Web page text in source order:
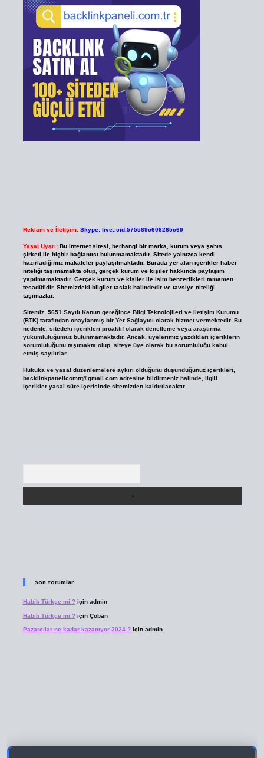
Reklam ve İletişim: Skype: live:.cid.575569c608265c69
Yasal Uyarı: Bu internet sitesi, herhangi bir marka, kurum veya şahıs
şirketi ile hiçbir bağlantısı bulunmamaktadır. Sitede yalnızca kendi
hazırladığımız makaleler paylaşılmaktadır. Burada yer alan içerikler haber
niteliği taşımamakta olup, gerçek kurum ve kişiler hakkında paylaşım
yapılmamaktadır. Gerçek kurum ve kişiler ile isim benzerlikleri tamamen
tesadüfidir. Sitemizdeki bilgiler taslak halindedir ve tavsiye niteliği
taşımazlar.
Sitemiz, 5651 Sayılı Kanun gereğince Bilgi Teknolojileri ve İletişim Kurumu
(BTK) tarafından onaylanmış bir Yer Sağlayıcı olarak hizmet vermektedir. Bu
nedenle, sitedeki içerikleri proaktif olarak denetleme veya araştırma
yükümlülüğümüz bulunmamaktadır. Ancak, üyelerimiz yazdıkları içeriklerin
sorumluluğunu taşımakta olup, siteye üye olarak bu sorumluluğu kabul
etmiş sayılırlar.
Hukuka ve yasal düzenlemelere aykırı olduğunu düşündüğünüz içerikleri,
backlinkpanelicomtr@gmail.comadresine bildirmeniz halinde, ilgili
içerikler yasal süre içerisinde sitemizden kaldırılacaktır.
Son Yorumlar
Habib Türkçe mi ?için admin
Habib Türkçe mi ?için Çoban
Pazarcılar ne kadar kazanıyor 2024 ?için admin